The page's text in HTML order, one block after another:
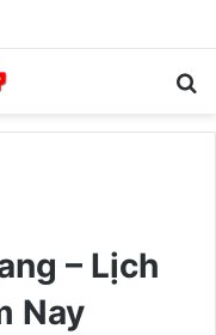
– Lịch
Nay